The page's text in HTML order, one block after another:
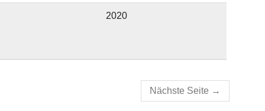
2020
Nächste Seite →